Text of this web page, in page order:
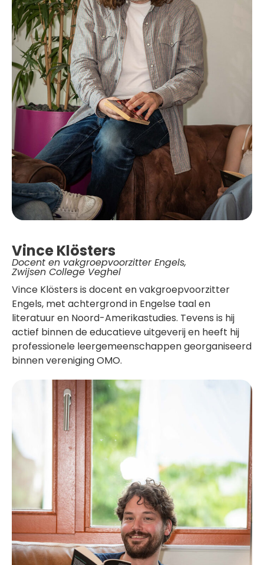
Vince Klösters
Docent en vakgroepvoorzitter Engels,
Zwijsen College Veghel
Vince Klösters is docent en vakgroepvoorzitter
Engels, met achtergrond in Engelse taal en
literatuur en Noord-Amerikastudies. Tevens is hij
actief binnen de educatieve uitgeverij en heeft hij
professionele leergemeenschappen georganiseerd
binnen vereniging OMO.